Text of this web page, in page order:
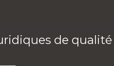
de qualité